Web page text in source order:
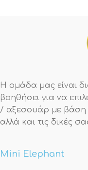
Η ομάδα μας είναι
βοηθήσει για να
/ αξεσουάρ με βάση
αλλά και τις δικές
Mini Elephant